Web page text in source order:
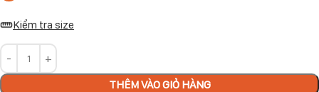
Kiểm tra size
THÊM VÀO GIỎ HÀNG